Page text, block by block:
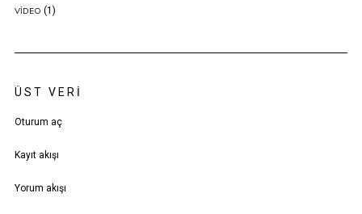
VIDEO (1)
ÜST VERI
Oturum aç
Kayıt akışı
Yorum akışı